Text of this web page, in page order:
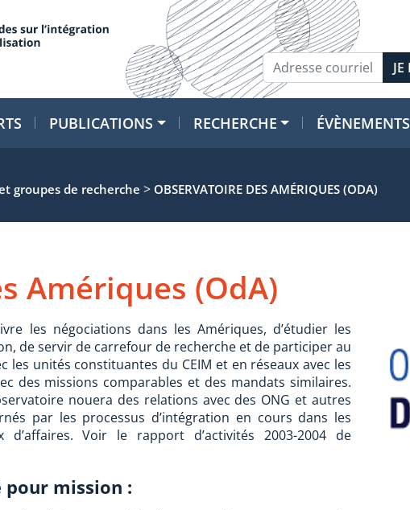
PUBLICATIONS RECHERCHE ÉVÈNEMENTS
groupes de recherche > OBSERVATOIRE DES AMÉRIQUES (ODA)
Amériques (OdA)
les négociations dans les Amériques, d’étudier les
de servir de carrefour de recherche et de participer au
les unités constituantes du CEIM et en réseaux avec les
des missions comparables et des mandats similaires.
nouera des relations avec des ONG et autres
par les processus d’intégration en cours dans les
d’affaires. Voir le rapport d’activités 2003-2004 de
pour mission :